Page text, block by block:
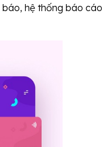
hệ thống báo cáo